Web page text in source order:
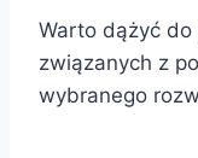
Warto dążyć
związanych z
wybranego